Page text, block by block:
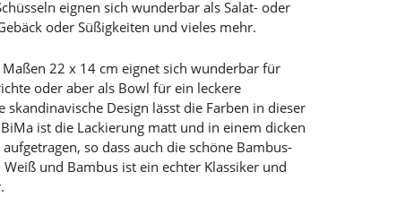
eignen sich wunderbar als Salat- oder
oder Süßigkeiten und vieles mehr.
22 x 14 cm eignet sich wunderbar für
oder aber als Bowl für ein leckere
skandinavische Design lässt die Farben in dieser
ist die Lackierung matt und in einem dicken
so dass auch die schöne Bambus-
und Bambus ist ein echter Klassiker und